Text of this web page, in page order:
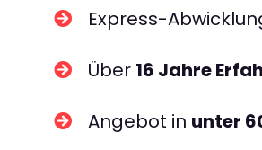
Express-
Über 16 Jahre
Angebot in unter